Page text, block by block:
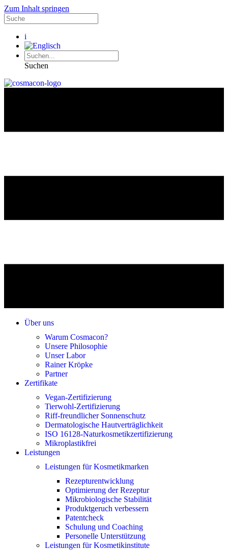
Zum Inhalt springen
i
Suchen
Über uns
Warum Cosmacon?
Unsere Philosophie
Unser Labor
Rainer Kröpke
Partner
Zertifikate
Vegan-Zertifizierung
Tierwohl-Zertifizierung
Riff-freundlicher Sonnenschutz
Dermatologische Hautverträglichkeit
ISO 16128-Naturkosmetikzertifizierung
Mikroplastikfrei
Leistungen
Leistungen für Kosmetikmarken
Rezepturentwicklung
Optimierung der Rezeptur
Mikrobiologische Stabilität
Produktgeruch verbessern
Patentcheck
Schulung und Coaching
Personelle Unterstützung
Leistungen für Kosmetikinstitute